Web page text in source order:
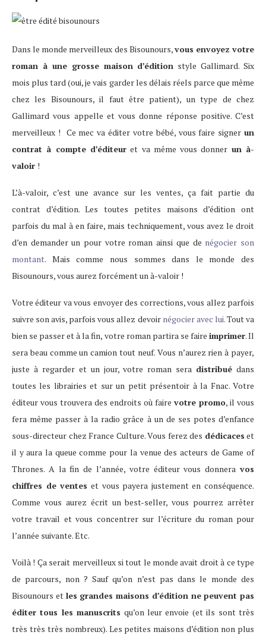
Dans le monde merveilleux des Bisounours,vous envoyez votre
roman à une grosse maison d’édition style Gallimard. Six
mois plus tard (oui, je vais garder les délais réels parce que même
chez les Bisounours, il faut être patient), un type de chez
Gallimard vous appelle et vous donne réponse positive. C’est
merveilleux ! Ce mec va éditer votre bébé, vous faire signer un
contrat à compte d’éditeuret va même vous donner un à-
valoir !
L’à-valoir, c’est une avance sur les ventes, ça fait partie du
contrat d’édition. Les toutes petites maisons d’édition ont
parfois du mal à en faire, mais techniquement, vous avez le droit
d’en demander un pour votre roman ainsi que de négocier son
montant. Mais comme nous sommes dans le monde des
Bisounours, vous aurez forcément un à-valoir !
Votre éditeur va vous envoyer des corrections, vous allez parfois
suivre son avis, parfois vous allez devoir négocier avec lui.Tout va
bien se passer et à la fin, votre roman partira se faire imprimer. Il
sera beau comme un camion tout neuf. Vous n’aurez rien à payer,
juste à regarder et un jour, votre roman sera distribué dans
toutes les librairies et sur un petit présentoir à la Fnac. Votre
éditeur vous trouvera des endroits où faire votre promo, il vous
fera même passer à la radio grâce à un de ses potes d’enfance
sous-directeur chez France Culture. Vous ferez des dédicaces et
il y aura la queue comme pour la venue des acteurs de Game of
Thrones. A la fin de l’année, votre éditeur vous donnera vos
chiffres de ventes et vous payera justement en conséquence.
Comme vous aurez écrit un best-seller, vous pourrez arrêter
votre travail et vous concentrer sur l’écriture du roman pour
l’année suivante. Etc.
Voilà ! Ça serait merveilleux si tout le monde avait droit à ce type
de parcours, non ? Sauf qu’on n’est pas dans le monde des
Bisounours et les grandes maisons d’édition ne peuvent pas
éditer tous les manuscrits qu’on leur envoie (et ils sont très
très très très nombreux). Les petites maisons d’édition non plus